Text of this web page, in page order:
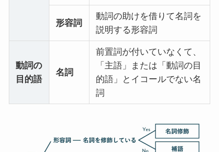
形容詞
動詞の助けを借りて名詞を
説明する形容詞
動詞の
目的語
名詞
前置詞が付いていなくて、
「主語」または「動詞の目
的語」とイコールでない名
詞